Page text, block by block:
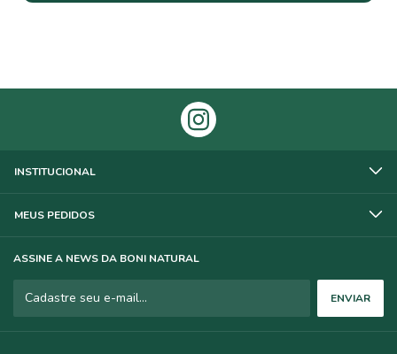
INSTITUCIONAL
MEUS PEDIDOS
ASSINE A NEWS DA BONI NATURAL